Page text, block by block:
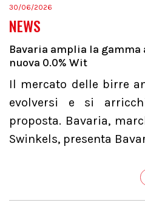
30/06/2026
NEWS
Bavaria amplia la
nuova 0.0% Wit
Il mercato delle birre
evolversi e si
proposta. Bavaria,
Swinkels, presenta